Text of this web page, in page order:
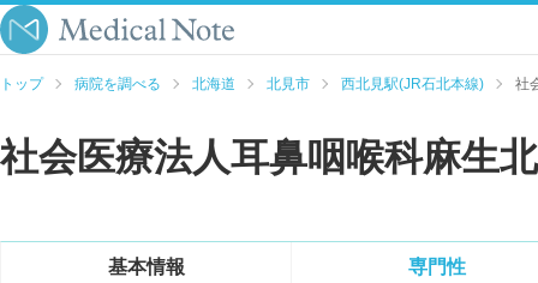
トップ 病院を調べる 北海道 北見市 西北見駅(JR石北本線) 社
社会医療法人耳鼻咽喉科麻生
基本情報 専門性